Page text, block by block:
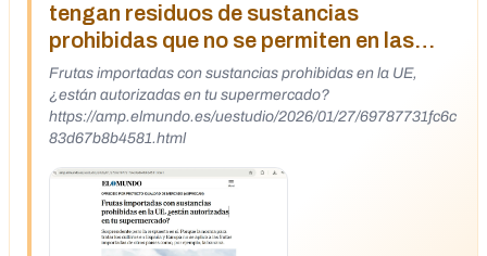
tengan residuos de sustancias
prohibidas que no se permiten en las
frutas europeas»
Frutas importadas con sustancias prohibidas en la UE,
¿están autorizadas en tu supermercado?
https://amp.elmundo.es/uestudio/2026/01/27/69787731fc6c
83d67b8b4581.html